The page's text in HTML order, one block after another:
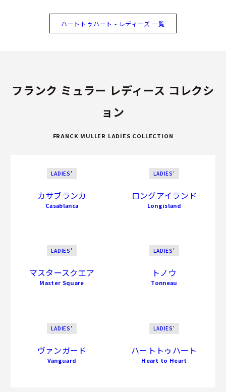
ハートトゥハート - レディーズ 一覧
フランク ミュラー レディース コレクシ
ョン
FRANCK MULLER LADIES COLLECTION
LADIES'
カサブランカ
Casablanca
LADIES'
ロングアイランド
Longisland
LADIES'
マスタースクエア
Master Square
LADIES'
トノウ
Tonneau
LADIES'
ヴァンガード
Vanguard
LADIES'
ハートトゥハート
Heart to Heart